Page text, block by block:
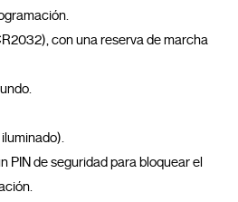
con una reserva de marcha
PIN de seguridad para bloquear el